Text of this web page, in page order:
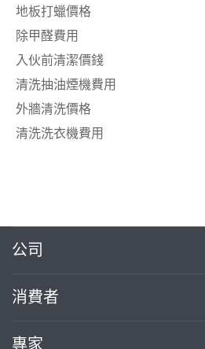
地板打蠟價格
除甲醛費用
入伙前清潔價錢
清洗抽油煙機費用
外牆清洗價格
清洗洗衣機費用
公司
消費者
專家